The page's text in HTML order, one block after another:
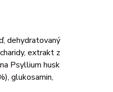
dehydratovaný
extrakt z
Psyllium husk
glukosamin,